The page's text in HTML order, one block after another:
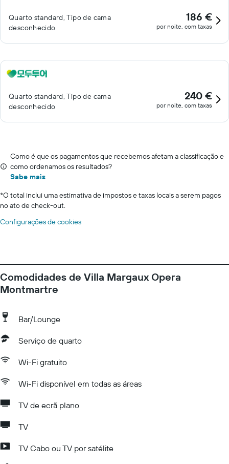
Quarto standard, Tipo de cama
desconhecido
186 €
por noite, com taxas
Quarto standard, Tipo de cama
desconhecido
240 €
por noite, com taxas
Como é que os pagamentos que recebemos afetam a classificação e
como ordenamos os resultados?
Sabe mais
*O total inclui uma estimativa de impostos e taxas locais a serem pagos
no ato de check-out.
Configurações de cookies
Comodidades de Villa Margaux Opera
Montmartre
Bar/Lounge
Serviço de quarto
Wi-Fi gratuito
Wi-Fi disponível em todas as áreas
TV de ecrã plano
TV
TV Cabo ou TV por satélite